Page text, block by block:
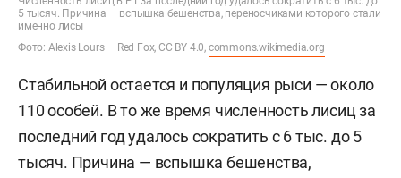
5 тысяч. Причина — вспышка бешенства, переносчиками которого стали
именно лисы
Фото: Alexis Lours — Red Fox, CC BY 4.0, commons.wikimedia.org
Стабильной остается и популяция рыси — около
110 особей. В то же время численность лисиц за
последний год удалось сократить с 6 тыс. до 5
тысяч. Причина — вспышка бешенства,